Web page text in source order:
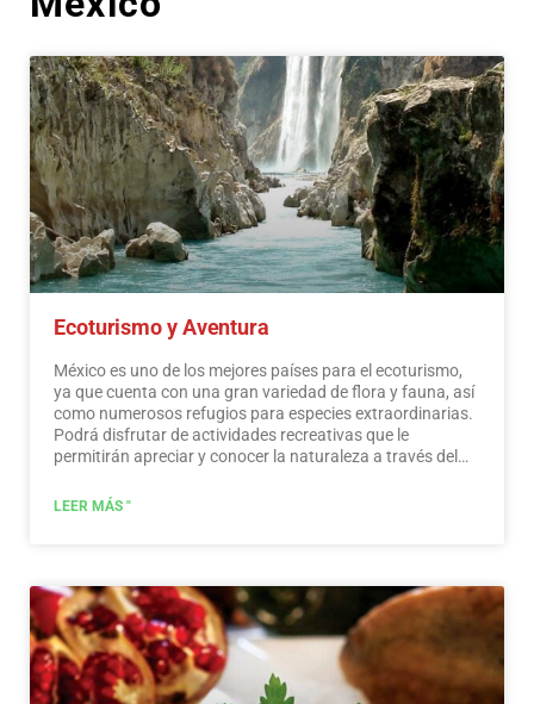
Ecoturismo y Aventura
México es uno de los mejores países para el ecoturismo,
ya que cuenta con una gran variedad de flora y fauna, así
como numerosos refugios para especies extraordinarias.
Podrá disfrutar de actividades recreativas que le
permitirán apreciar y conocer la naturaleza a través del
atracciones naturales, fauna silvestre y aves. En todo
mucho más, creemos que México es un paraíso para el
ecoturismo.Leer más
LEER MÁS "